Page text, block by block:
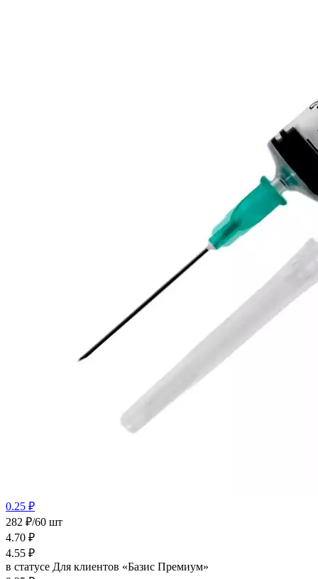
0.25 ₽
282 ₽/60 шт
4.70 ₽
4.55 ₽
в статусе Для клиентов «Базис Премиум»